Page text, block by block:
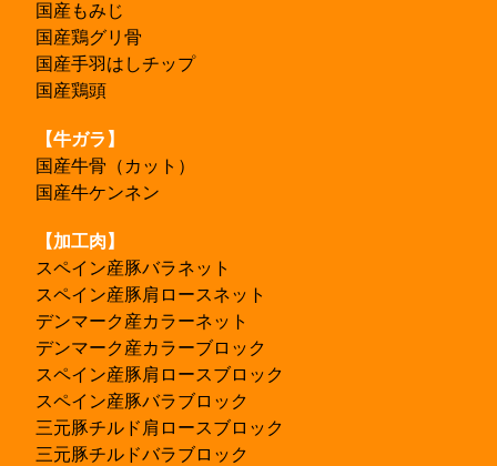
国産もみじ
国産鶏グリ骨
国産手羽はしチップ
国産鶏頭
【牛ガラ】
国産牛骨（カット）
国産牛ケンネン
【加工肉】
スペイン産豚バラネット
スペイン産豚肩ロースネット
デンマーク産カラーネット
デンマーク産カラーブロック
スペイン産豚肩ロースブロック
スペイン産豚バラブロック
三元豚チルド肩ロースブロック
三元豚チルドバラブロック